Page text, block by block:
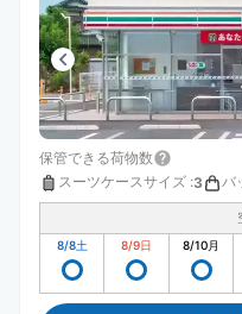
保管できる荷物数
スーツケースサイズ :3 バ
8/8土 8/9日 8/10月